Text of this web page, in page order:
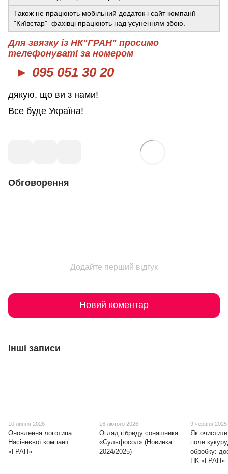
Також не працюють мобільний додаток і сайт компанії
"Київстар" фахівці працюють над усуненням збою.
Для звязку із НК"ГРАН" просимо
телефонуваті за номером
► 095 051 30 20
дякую, що ви з нами!
Все буде Україна!
Обговорення
Додайте перший відгук
Новий коментар
Інші записи
10 липня 2026
Оновлення логотипа
Насіннєвої компанії
«ГРАН»
16 лютого 2026
Огляд гібриду соняшника
«Сульфосол» (Новинка
2024/2025)
9 червня 2025
Як
поле
обробку:
НК «ГРАН»